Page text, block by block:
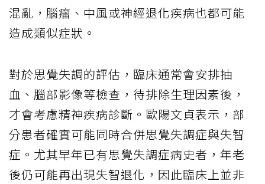
混亂，腦瘤、中風或神經退化疾病也都可能
造成類似症狀。
對於思覺失調的評估，臨床通常會安排抽
血、腦部影像等檢查，待排除生理因素後，
才會考慮精神疾病診斷。歐陽文貞表示，部
分患者確實可能同時合併思覺失調症與失智
症。尤其早年已有思覺失調症病史者，年老
後仍可能再出現失智退化，因此臨床上並非